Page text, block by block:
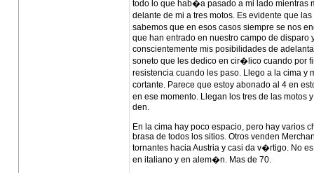
todo lo que hab�a pasado a mi lado mientras
delante de mi a tres motos. Es evidente que
sabemos que en esos casos siempre se nos
que han entrado en nuestro campo de disparo
conscientemente mis posibilidades de
soneto que les dedico en cir�lico cuando por
resistencia cuando les paso. Llego a la cima
cortante. Parece que estoy abonado al 4 en
en ese momento. Llegan los tres de las
den.
En la cima hay poco espacio, pero hay varios
brasa de todos los sitios. Otros venden
tornantes hacia Austria y casi da v�rtigo. No
en italiano y en alem�n. Mas de 70.